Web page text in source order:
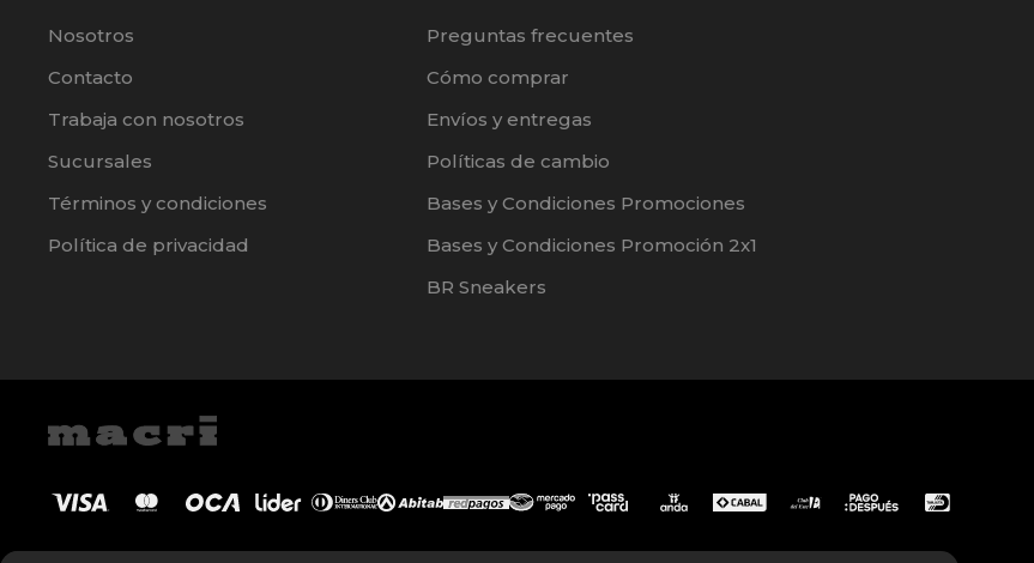
Nosotros
Contacto
Trabaja con nosotros
Sucursales
Términos y condiciones
Política de privacidad
Preguntas frecuentes
Cómo comprar
Envíos y entregas
Políticas de cambio
Bases y Condiciones Promociones
Bases y Condiciones Promoción 2x1
BR Sneakers